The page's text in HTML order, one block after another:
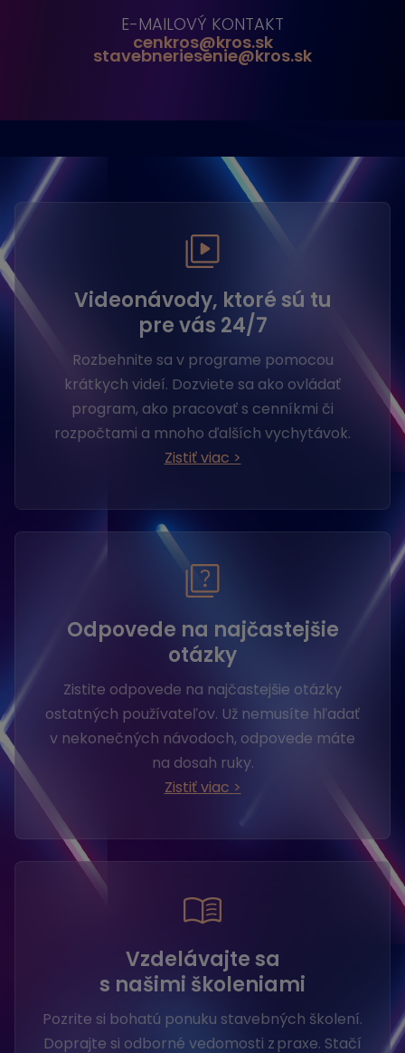
E-MAILOVÝ KONTAKT
cenkros@kros.sk
stavebneriesenie@kros.sk
Videonávody, ktoré sú tu
pre vás 24/7
Rozbehnite sa v programe pomocou
krátkych videí. Dozviete sa ako ovládať
program, ako pracovať s cenníkmi či
rozpočtami a mnoho ďalších vychytávok.
Zistiť viac >
Odpovede na najčastejšie
otázky
Zistite odpovede na najčastejšie otázky
ostatných používateľov. Už nemusíte hľadať
v nekonečných návodoch, odpovede máte
na dosah ruky.
Zistiť viac >
Vzdelávajte sa
s našimi školeniami
Pozrite si bohatú ponuku stavebných školení.
Doprajte si odborné vedomosti z praxe. Stačí